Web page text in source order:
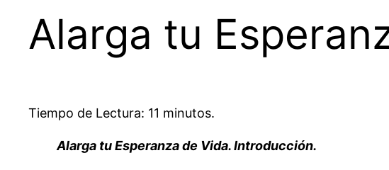
Alarga tu
Tiempo de Lectura: 11 minutos.
Alarga tu Esperanza de Vida. Introducción.